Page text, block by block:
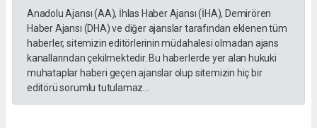
Anadolu Ajansı (AA), İhlas Haber Ajansı (İHA), Demirören
Haber Ajansı (DHA) ve diğer ajanslar tarafından eklenen tüm
haberler, sitemizin editörlerinin müdahalesi olmadan ajans
kanallarından çekilmektedir. Bu haberlerde yer alan hukuki
muhataplar haberi geçen ajanslar olup sitemizin hiç bir
editörü sorumlu tutulamaz...